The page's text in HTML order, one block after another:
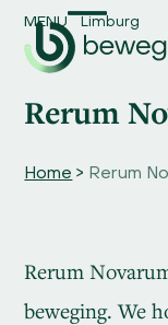
content
Limburg
MENU
Rerum
Home > Rerum
Rerum
beweging. We